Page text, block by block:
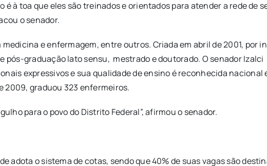
à toa que eles são treinados e orientados para atender a rede de
o senador.
e enfermagem, entre outros. Criada em abril de 2001, por
pós-graduação lato sensu, mestrado e doutorado. O senador
expressivos e sua qualidade de ensino é reconhecida
2009, graduou 323 enfermeiros.
para o povo do Distrito Federal”, afirmou o senador.
adota o sistema de cotas, sendo que 40% de suas vagas são